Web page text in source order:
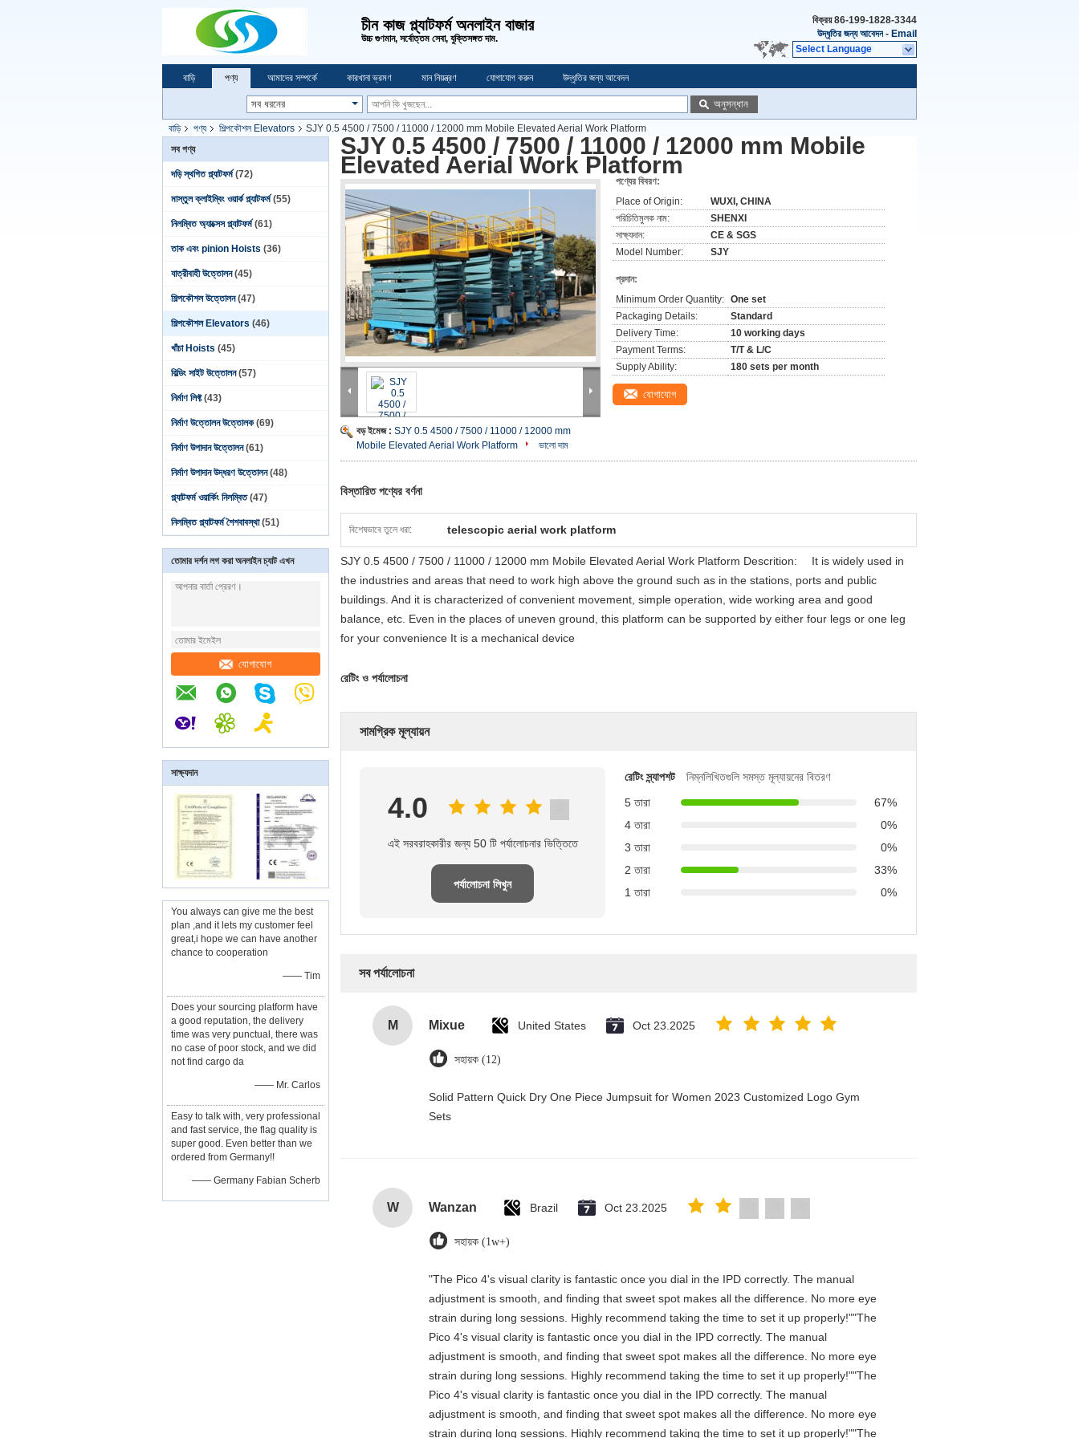
চীন কাজ প্ল্যাটফর্ম অনলাইন বাজার
উচ্চ গুণমান, সর্বোত্তম সেবা, যুক্তিসঙ্গত দাম.
বিক্রয়86-199-1828-3344
উদ্ধৃতির জন্য আবেদন - Email
Select Language
বাড়ি পণ্য আমাদের সম্পর্কে কারখানা ভ্রমণ মান নিয়ন্ত্রণ যোগাযোগ করুন উদ্ধৃতির জন্য আবেদন
অনুসন্ধান
বাড়ি পণ্য শিল্পকৌশল Elevators
SJY 0.5 4500 / 7500 / 11000 / 12000 mm Mobile Elevated Aerial Work Platform
সব পণ্য
দড়ি স্থগিত প্ল্যাটফর্ম (72)
মাস্তুল ক্লাইম্বিং ওয়ার্ক প্ল্যাটফর্ম (55)
নিলম্বিত অ্যাক্সেস প্ল্যাটফর্ম (61)
তাক এবং pinion Hoists (36)
যাত্রীবাহী উত্তোলন (45)
শিল্পকৌশল উত্তোলন (47)
শিল্পকৌশল Elevators (46)
খাঁচা Hoists (45)
বিল্ডিং সাইট উত্তোলন (57)
নির্মাণ লিফ্ট (43)
নির্মাণ উত্তোলন উত্তোলক (69)
নির্মাণ উপাদান উত্তোলন (61)
নির্মাণ উপাদান উদ্ধরণ উত্তোলন (48)
প্ল্যাটফর্ম ওয়ার্কিং নিলম্বিত (47)
নিলম্বিত প্ল্যাটফর্ম শৈশবাবস্থা (51)
তোমার দর্শন লগ করা অনলাইন চ্যাট এখন
যোগাযোগ
সাক্ষ্যদান
You always can give me the best
plan ,and it lets my customer feel
great,i hope we can have another
chance to cooperation
—— Tim
Does your sourcing platform have
a good reputation, the delivery
time was very punctual, there was
no case of poor stock, and we did
not find cargo da
—— Mr. Carlos
Easy to talk with, very professional
and fast service, the flag quality is
super good. Even better than we
ordered from Germany!!
—— Germany Fabian Scherb
SJY 0.5 4500 / 7500 / 11000 / 12000 mm Mobile
Elevated Aerial Work Platform
বড় ইমেজ : SJY 0.5 4500 / 7500 / 11000 / 12000 mm
Mobile Elevated Aerial Work Platform
ভালো দাম
পণ্যের বিবরণ:
Place of Origin:
WUXI, CHINA
পরিচিতিমুলক নাম:
SHENXI
সাক্ষ্যদান:
CE & SGS
Model Number:
SJY
প্রদান:
Minimum Order Quantity: One set
Packaging Details:
Standard
Delivery Time:
10 working days
Payment Terms:
T/T & L/C
Supply Ability:
180 sets per month
যোগাযোগ
বিস্তারিত পণ্যের বর্ণনা
বিশেষভাবে তুলে ধরা: telescopic aerial work platform
SJY 0.5 4500 / 7500 / 11000 / 12000 mm Mobile Elevated Aerial Work Platform Descrition: It is widely used in
the industries and areas that need to work high above the ground such as in the stations, ports and public
buildings. And it is characterized of convenient movement, simple operation, wide working area and good
balance, etc. Even in the places of uneven ground, this platform can be supported by either four legs or one leg
for your convenience It is a mechanical device
রেটিং ও পর্যালোচনা
সামগ্রিক মূল্যায়ন
4.0
এই সরবরাহকারীর জন্য 50 টি পর্যালোচনার ভিত্তিতে
পর্যালোচনা লিখুন
রেটিং স্ন্যাপশট
নিম্নলিখিতগুলি সমস্ত মূল্যায়নের বিতরণ
5 তারা
67%
4 তারা
0%
3 তারা
0%
2 তারা
33%
1 তারা
0%
সব পর্যালোচনা
M Mixue United States Oct 23.2025
সহায়ক (12)
Solid Pattern Quick Dry One Piece Jumpsuit for Women 2023 Customized Logo Gym
Sets
W Wanzan Brazil Oct 23.2025
সহায়ক (1w+)
"The Pico 4's visual clarity is fantastic once you dial in the IPD correctly. The manual
adjustment is smooth, and finding that sweet spot makes all the difference. No more eye
strain during long sessions. Highly recommend taking the time to set it up properly!""The
Pico 4's visual clarity is fantastic once you dial in the IPD correctly. The manual
adjustment is smooth, and finding that sweet spot makes all the difference. No more eye
strain during long sessions. Highly recommend taking the time to set it up properly!""The
Pico 4's visual clarity is fantastic once you dial in the IPD correctly. The manual
adjustment is smooth, and finding that sweet spot makes all the difference. No more eye
strain during long sessions. Highly recommend taking the time to set it up properly!""The